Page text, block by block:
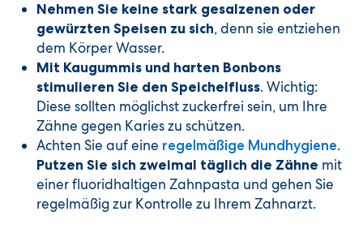
Nehmen Sie keine stark gesalzenen oder
gewürzten Speisen zu sich, denn sie entziehen
dem Körper Wasser.
Mit Kaugummis und harten Bonbons
stimulieren Sie den Speichelfluss. Wichtig:
Diese sollten möglichst zuckerfrei sein, um Ihre
Zähne gegen Karies zu schützen.
Achten Sie auf eine regelmäßige Mundhygiene.
Putzen Sie sich zweimal täglich die Zähne mit
einer fluoridhaltigen Zahnpasta und gehen Sie
regelmäßig zur Kontrolle zu Ihrem Zahnarzt.